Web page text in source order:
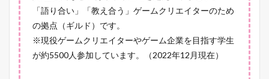
「語り合い」「教え合う」ゲームクリエイターのため
の拠点（ギルド）です。
※現役ゲームクリエイターやゲーム企業を目指す学生
が約5500人参加しています。（2022年12月現在）